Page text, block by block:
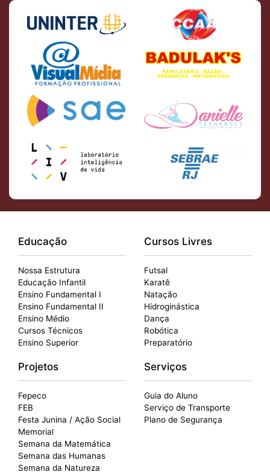
Educação
Nossa Estrutura
Educação Infantil
Ensino Fundamental I
Ensino Fundamental II
Ensino Médio
Cursos Técnicos
Ensino Superior
Cursos Livres
Futsal
Karatê
Natação
Hidroginástica
Dança
Robótica
Preparatório
Projetos
Fepeco
FEB
Festa Junina / Ação Social
Memorial
Semana da Matemática
Semana das Humanas
Semana da Natureza
Serviços
Guia do Aluno
Serviço de Transporte
Plano de Segurança